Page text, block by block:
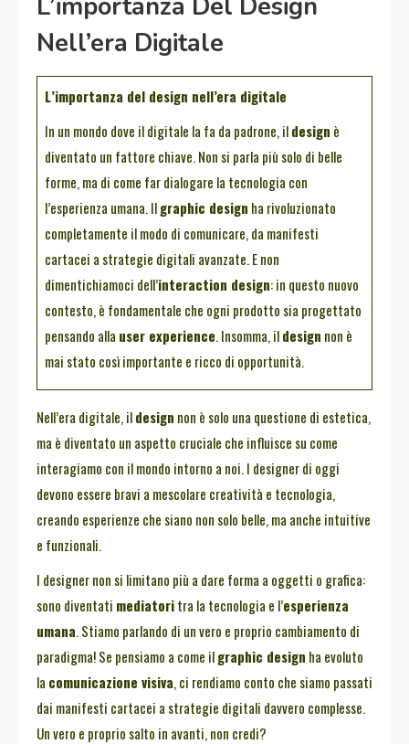
Nell’era Digitale
L’importanza del design nell’era digitale
In un mondo dove il digitale la fa da padrone, ildesign è
diventato un fattore chiave. Non si parla più solo di belle
forme, ma di come far dialogare la tecnologia con
l’esperienza umana. Ilgraphic design ha rivoluzionato
completamente il modo di comunicare, da manifesti
cartacei a strategie digitali avanzate. E non
dimentichiamoci dell’interaction design: in questo nuovo
contesto, è fondamentale che ogni prodotto sia progettato
pensando alla user experience. Insomma, ildesign non è
mai stato così importante e ricco di opportunità.
Nell’era digitale, ildesign non è solo una questione di estetica,
ma è diventato un aspetto cruciale che influisce su come
interagiamo con il mondo intorno a noi. I designer di oggi
devono essere bravi a mescolare creatività e tecnologia,
creando esperienze che siano non solo belle, ma anche intuitive
e funzionali.
I designer non si limitano più a dare forma a oggetti o grafica:
sono diventati mediatoritra la tecnologia e l’esperienza
umana. Stiamo parlando di un vero e proprio cambiamento di
paradigma! Se pensiamo a come ilgraphic design ha evoluto
la comunicazione visiva, ci rendiamo conto che siamo passati
dai manifesti cartacei a strategie digitali davvero complesse.
Un vero e proprio salto in avanti, non credi?